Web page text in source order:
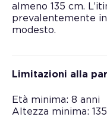
almeno 135 cm.
prevalentemente
modesto.
Limitazioni alla
Età minima: 8 anni
Altezza minima: